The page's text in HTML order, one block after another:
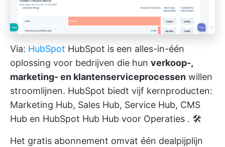
Via: HubSpot HubSpot is een alles-in-één
oplossing voor bedrijven die hun verkoop-,
marketing- en klantenserviceprocessen willen
stroomlijnen. HubSpot biedt vijf kernproducten:
Marketing Hub, Sales Hub, Service Hub, CMS
Hub en HubSpot Hub Hub voor Operaties . 🛠️
Het gratis abonnement omvat één dealpijplijn